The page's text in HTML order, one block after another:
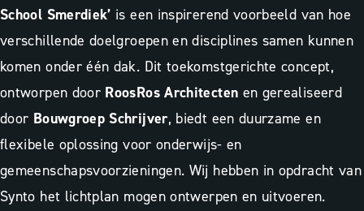
School Smerdiek’ is een inspirerend voorbeeld van hoe
verschillende doelgroepen en disciplines samen kunnen
komen onder één dak. Dit toekomstgerichte concept,
ontworpen door RoosRos Architecten en gerealiseerd
door Bouwgroep Schrijver, biedt een duurzame en
flexibele oplossing voor onderwijs- en
gemeenschapsvoorzieningen. Wij hebben in opdracht van
Synto het lichtplan mogen ontwerpen en uitvoeren.